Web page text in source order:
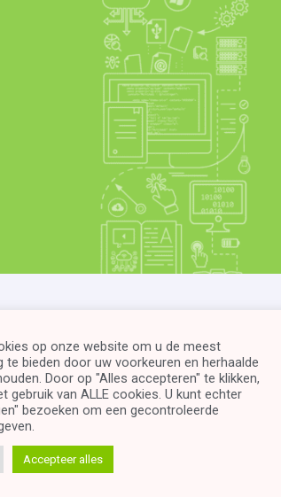
op onze website om u de meest
te bieden door uw voorkeuren en herhaalde
Door op "Alles accepteren" te klikken,
gebruik van ALLE cookies. U kunt echter
bezoeken om een ​​gecontroleerde
Accepteer alles